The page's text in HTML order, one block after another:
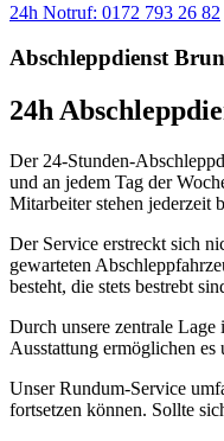
24h Notruf: 0172 793 26 82
Abschleppdienst
24h
Der 24-Stunden-
und an jedem Tag der
Mitarbeiter stehen jederzeit
Der Service erstreckt sich
gewarteten
besteht, die stets bestrebt
Durch unsere zentrale
Ausstattung ermöglichen
Unser Rundum-Service
fortsetzen können. Sollte